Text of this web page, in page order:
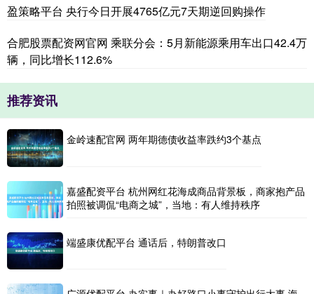
盈策略平台 央行今日开展4765亿元7天期逆回购操作
合肥股票配资网官网 乘联分会：5月新能源乘用车出口42.4万
辆，同比增长112.6%
推荐资讯
金岭速配官网 两年期德债收益率跌约3个基点
嘉盛配资平台 杭州网红花海成商品背景板，商家抱产品
拍照被调侃“电商之城”，当地：有人维持秩序
端盛康优配平台 通话后，特朗普改口